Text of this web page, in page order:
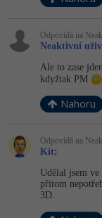
Odpovídá na
Neaktivní
Ale to zase
kdyžtak PM
Nahoru
Odpovídá na
Kit:
Udělal jsem
přitom
3D.